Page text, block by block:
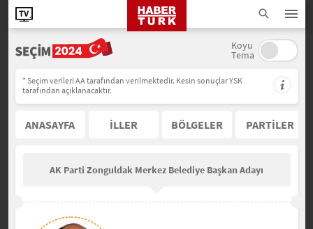
Koyu
Tema
* Seçim verileri AA tarafından verilmektedir. Kesin sonuçlar YSK
tarafından açıklanacaktır.
ANASAYFA İLLER BÖLGELER PARTİLER
AK Parti Zonguldak Merkez Belediye Başkan Adayı